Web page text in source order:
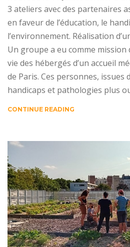
3 ateliers avec des partenaires
en faveur de l’éducation, le
l’environnement. Réalisation
Un groupe a eu comme mission
vie des hébergés d’un accueil
de Paris. Ces personnes, issues
handicaps et pathologies plus
CONTINUE READING